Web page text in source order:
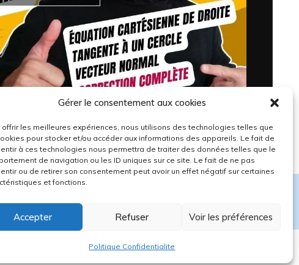
Gérer le consentement aux cookies
offrir les meilleures expériences, nous utilisons des technologies telles que
pour stocker et/ou accéder aux informations des appareils. Le fait de
à ces technologies nous permettra de traiter des données telles que le
de navigation ou les ID uniques sur ce site. Le fait de ne pas
ou de retirer son consentement peut avoir un effet négatif sur certaines
et fonctions.
Accepter Refuser Voir les préférences
Politique Confidentialite
Politique de Confidentialité